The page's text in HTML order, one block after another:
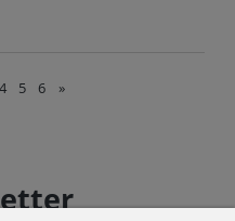
4 5 6 »